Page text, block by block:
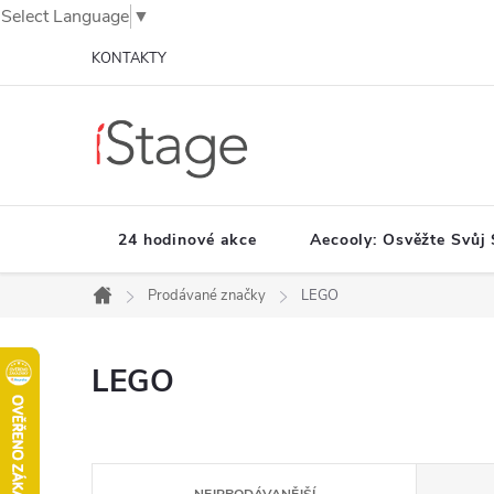
Select Language ▼
KONTAKTY
24 hodinové akce Aecooly: Osvěžte Svůj
Domů
Prodávané značky LEGO
LEGO